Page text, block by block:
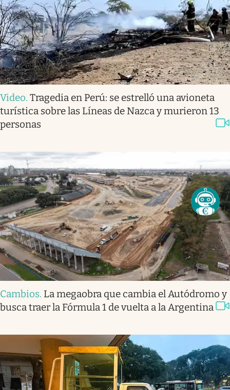
Video. Tragedia en Perú: se estrelló una avioneta
turística sobre las Líneas de Nazca y murieron 13
personas
Cambios. La megaobra que cambia el Autódromo y
busca traer la Fórmula 1 de vuelta a la Argentina